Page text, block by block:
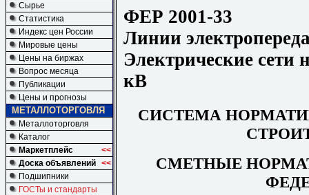
Сырье
Статистика
Индекс цен России
Мировые цены
Цены на биржах
Вопрос месяца
Публикации
Цены и прогнозы
МЕТАЛЛОТОРГОВЛЯ
Металлоторговля
Каталог
Маркетплейс
<<
Доска объявлений <<
Подшипники
ГОСТы и стандарты
ФЕР 2001-33
Линии
Электрические сети
кВ
СИСТЕМА
СМЕТНЫЕ